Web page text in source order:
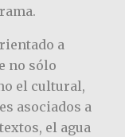
a
no sólo
el cultural,
asociados a
el agua